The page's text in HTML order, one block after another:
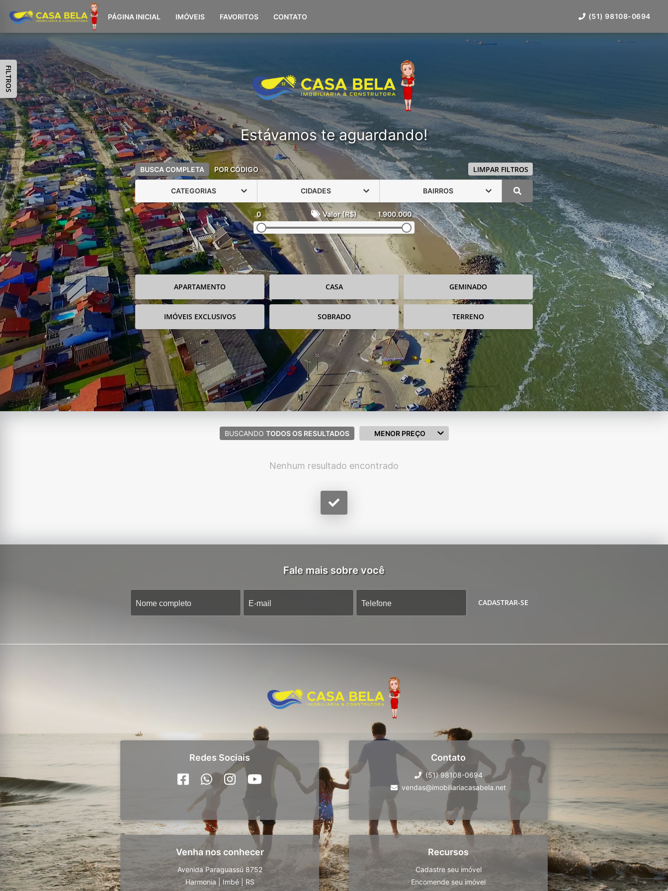
PÁGINA INICIAL IMÓVEIS FAVORITOS CONTATO (51) 98108-0694
Estávamos te aguardando!
BUSCA COMPLETA POR CÓDIGO LIMPAR FILTROS
CATEGORIAS CIDADES BAIRROS
0 Valor (R$) 1.900.000
APARTAMENTO CASA GEMINADO
IMÓVEIS EXCLUSIVOS SOBRADO TERRENO
FILTROS
BUSCANDO TODOS OS RESULTADOS MENOR PREÇO
Nenhum resultado encontrado
Fale mais sobre você
CADASTRAR-SE
Redes Sociais Contato
(51) 98108-0694
vendas@imobiliariacasabela.net
Venha nos conhecer
Avenida Paraguassú 8752
Harmonia
Imbé | RS
Recursos
Cadastre seu imóvel
Encomende seu imóvel